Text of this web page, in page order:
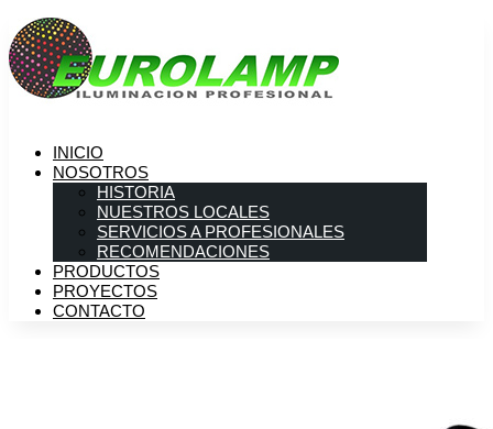
INICIO
NOSOTROS
HISTORIA
NUESTROS LOCALES
SERVICIOS A PROFESIONALES
RECOMENDACIONES
PRODUCTOS
PROYECTOS
CONTACTO